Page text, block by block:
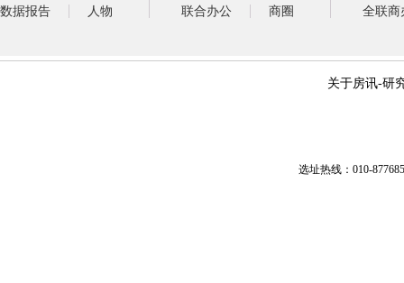
数据报告
人物
联合办公
商圈
全联商
关于房讯-研
选址热线：010-